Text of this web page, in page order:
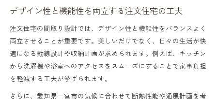
デザイン性と機能性を両立する注文住宅の工夫
注文住宅の間取り設計では、デザイン性と機能性をバランスよく
両立させることが重要です。美しいだけでなく、日々の生活が快
適になる動線設計や収納計画が求められます。例えば、キッチン
から洗濯機や浴室へのアクセスをスムーズにすることで家事負担
を軽減する工夫が挙げられます。
さらに、愛知県一宮市の気候に合わせて断熱性能や通風計画を考